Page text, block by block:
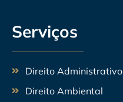
Serviços
Direito Administrativo
Direito Ambiental